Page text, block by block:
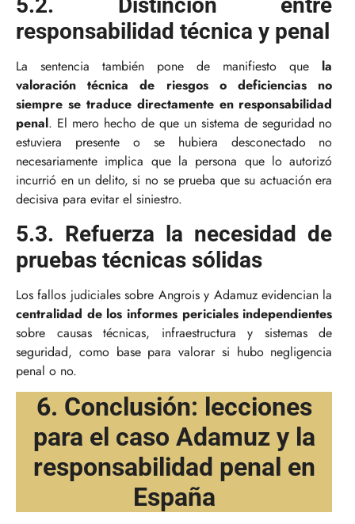
5.2. Distinción entre
responsabilidad técnica y penal
La sentencia también pone de manifiesto que la
valoración técnica de riesgos o deficiencias no
siempre se traduce directamente en responsabilidad
penal. El mero hecho de que un sistema de seguridad no
estuviera presente o se hubiera desconectado no
necesariamente implica que la persona que lo autorizó
incurrió en un delito, si no se prueba que su actuación era
decisiva para evitar el siniestro.
5.3. Refuerza la necesidad de
pruebas técnicas sólidas
Los fallos judiciales sobre Angrois y Adamuz evidencian la
centralidad de los informes periciales independientes
sobre causas técnicas, infraestructura y sistemas de
seguridad, como base para valorar si hubo negligencia
penal o no.
6. Conclusión: lecciones
para el caso Adamuz y la
responsabilidad penal en
España